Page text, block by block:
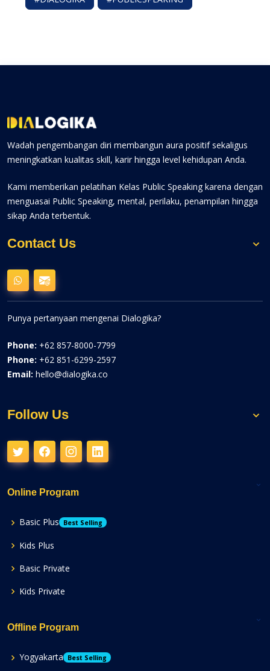
Wadah pengembangan diri membangun aura positif sekaligus
meningkatkan kualitas skill, karir hingga level kehidupan Anda.
Kami memberikan pelatihan Kelas Public Speaking karena dengan
menguasai Public Speaking, mental, perilaku, penampilan hingga
sikap Anda terbentuk.
Contact Us
Punya pertanyaan mengenai Dialogika?
Phone: +62 857-8000-7799
Phone: +62 851-6299-2597
Email: hello@dialogika.co
Follow Us
Online Program
Basic Plus Best Selling
Kids Plus
Basic Private
Kids Private
Offline Program
Yogyakarta Best Selling